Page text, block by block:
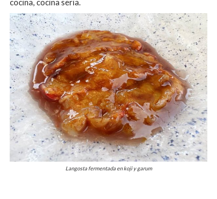
cocina, cocina seria.
Langosta fermentada en koji y garum